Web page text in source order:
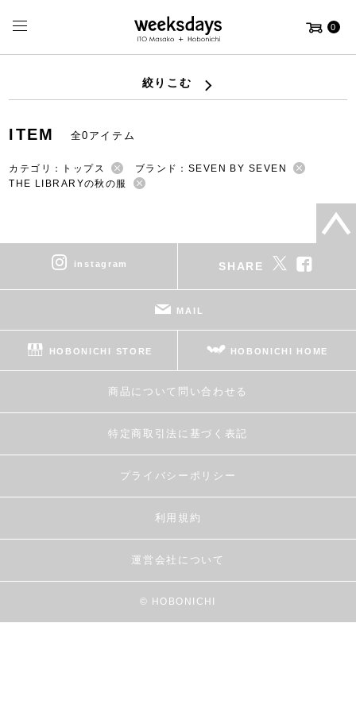
0
絞りこむ
ITEM 全0アイテム
カテゴリ：トップス
ブランド：SEVEN BY SEVEN
THE LIBRARYの秋の服
instagram SHARE
MAIL
HOBONICHI STORE HOBONICHI HOME
商品について問い合わせる
特定商取引法に基づく表記
プライバシーポリシー
利用規約
運営会社について
© HOBONICHI